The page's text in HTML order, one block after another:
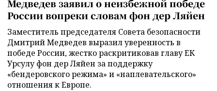
Медведев заявил о неизбежной победе
России вопреки словам фон дер Ляйен
Заместитель председателя Совета безопасности
Дмитрий Медведев выразил уверенность в
победе России, жестко раскритиковав главу ЕК
Урсулу фон дер Ляйен за поддержку
«бендеровского режима» и «наплевательского»
отношения к Европе.